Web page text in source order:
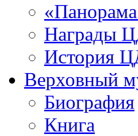
Награды
История
Верховный
Биография
Книга